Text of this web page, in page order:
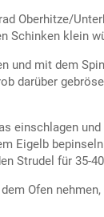
Oberhitze/
Schinken klein
und mit dem
darüber
einschlagen
Eigelb
Strudel für 35-
Ofen